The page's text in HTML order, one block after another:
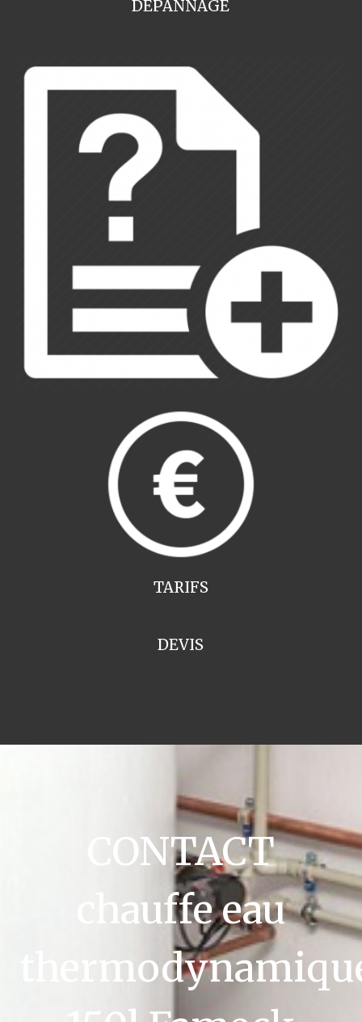
DEPANNAGE
TARIFS
DEVIS
CONTACT
chauffe eau